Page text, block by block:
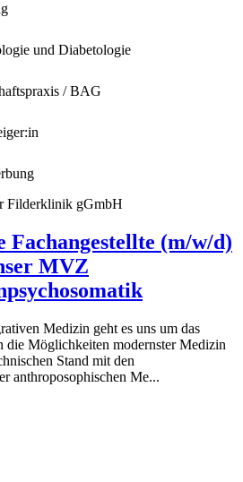
und Diabetologie
/ BAG
Filderklinik gGmbH
Fachangestellte (m/w/d)
MVZ
Medizin geht es uns um das
die Möglichkeiten modernster Medizin
Stand mit den
anthroposophischen Me...